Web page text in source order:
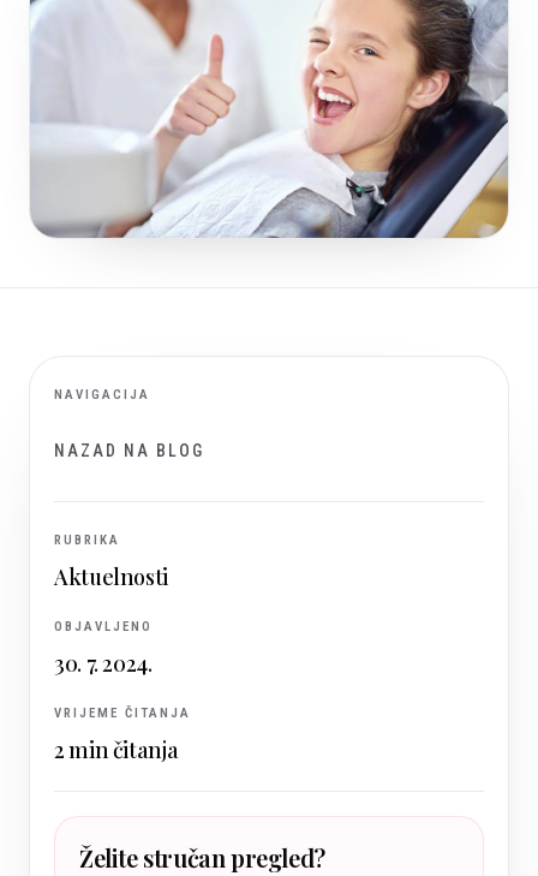
NAVIGACIJA
NAZAD NA BLOG
RUBRIKA
Aktuelnosti
OBJAVLJENO
30. 7. 2024.
VRIJEME ČITANJA
2min čitanja
Želite stručan pregled?